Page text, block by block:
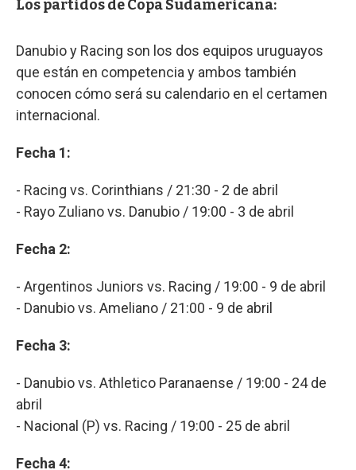
Los partidos de Copa Sudamericana:
Danubio y Racing son los dos equipos uruguayos
que están en competencia y ambos también
conocen cómo será su calendario en el certamen
internacional.
Fecha 1:
- Racing vs. Corinthians / 21:30 - 2 de abril
- Rayo Zuliano vs. Danubio / 19:00 - 3 de abril
Fecha 2:
- Argentinos Juniors vs. Racing / 19:00 - 9 de abril
- Danubio vs. Ameliano / 21:00 - 9 de abril
Fecha 3:
- Danubio vs. Athletico Paranaense / 19:00 - 24 de
abril
- Nacional (P) vs. Racing / 19:00 - 25 de abril
Fecha 4: